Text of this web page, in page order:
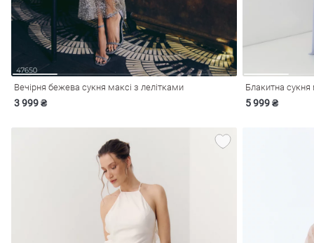
Вечірня бежева сукня максі з лелітками
3 999 ₴
Блакитна сукня
5 999 ₴